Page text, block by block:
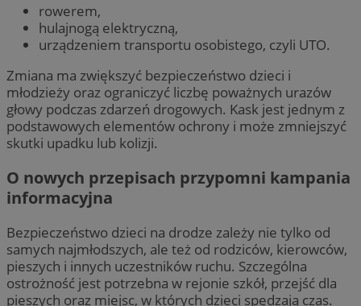
rowerem,
hulajnogą elektryczną,
urządzeniem transportu osobistego, czyli UTO.
Zmiana ma zwiększyć bezpieczeństwo dzieci i
młodzieży oraz ograniczyć liczbę poważnych urazów
głowy podczas zdarzeń drogowych. Kask jest jednym z
podstawowych elementów ochrony i może zmniejszyć
skutki upadku lub kolizji.
O nowych przepisach przypomni kampania
informacyjna
Bezpieczeństwo dzieci na drodze zależy nie tylko od
samych najmłodszych, ale też od rodziców, kierowców,
pieszych i innych uczestników ruchu. Szczególna
ostrożność jest potrzebna w rejonie szkół, przejść dla
pieszych oraz miejsc, w których dzieci spędzają czas.